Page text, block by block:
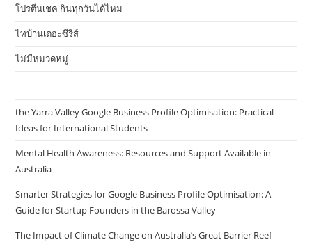
โปรตีนเชค กินทุกวันได้ไหม
ไทบ้านเดอะซีรีส์
ไม่มีหมวดหมู่
the Yarra Valley Google Business Profile Optimisation: Practical
Ideas for International Students
Mental Health Awareness: Resources and Support Available in
Australia
Smarter Strategies for Google Business Profile Optimisation: A
Guide for Startup Founders in the Barossa Valley
The Impact of Climate Change on Australia’s Great Barrier Reef